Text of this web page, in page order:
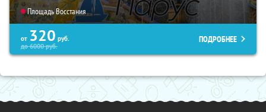
Площадь Восстания
от 320 руб.
до6000руб.
ПОДРОБНЕЕ